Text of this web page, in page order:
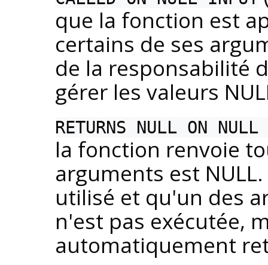
que la fonction est
certains de ses
de la responsabilité
gérer les valeurs
RETURNS NULL ON
la fonction renvoie
arguments est
utilisé et qu'un des
n'est pas exécutée,
automatiquement